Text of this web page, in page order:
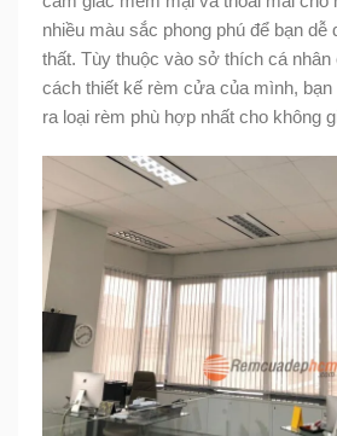
nhiều màu sắc phong phú để bạn
thất. Tùy thuộc vào sở thích cá nhân
cách thiết kế rèm cửa của mình, bạn
ra loại rèm phù hợp nhất cho không